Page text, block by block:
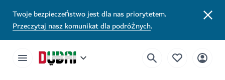
Twoje bezpieczeństwo jest dla nas priorytetem.
Przeczytaj nasz komunikat dla podróżnych.